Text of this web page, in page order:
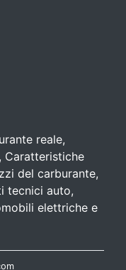
reale,
Caratteristiche
del carburante,
tecnici auto,
elettriche e